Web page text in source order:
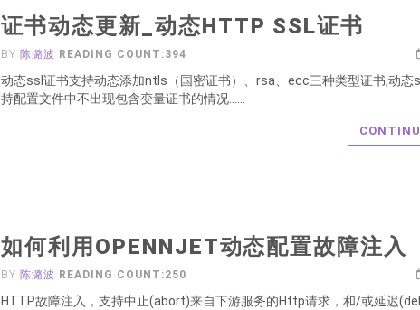
证书动态更新_动态HTTP SSL证书
BY陈潞波 READING COUNT:394
动态ssl证书支持动态添加ntls（国密证书）、rsa、ecc三种类型证书,动态
持配置文件中不出现包含变量证书的情况……
如何利用OPENNJET动态配置故障注入
BY 陈潞波 READING COUNT:250
HTTP故障注入，支持中止(abort)来自下游服务的Http请求，和/或延迟